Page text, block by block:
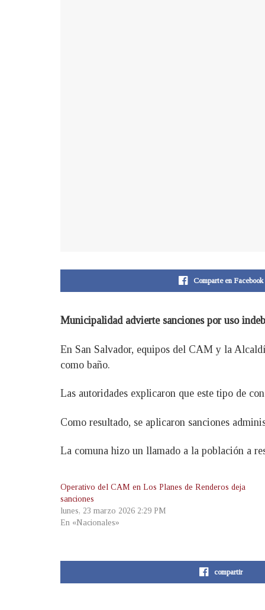
Comparte en Facebook
Municipalidad advierte sanciones por uso
En San Salvador, equipos del CAM y la
como baño.
Las autoridades explicaron que este tipo de
Como resultado, se aplicaron sanciones
La comuna hizo un llamado a la población a
Operativo del CAM en Los Planes de Renderos deja
sanciones
lunes, 23 marzo 2026 2:29 PM
En «Nacionales»
compartir